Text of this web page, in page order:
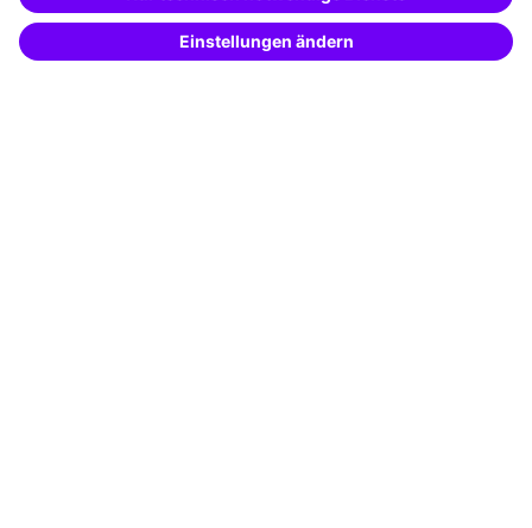
Potenzialanalyse
Transfercoaching
passende Weiterbildungen vomKI-Berater
– schnell und treffsicher.